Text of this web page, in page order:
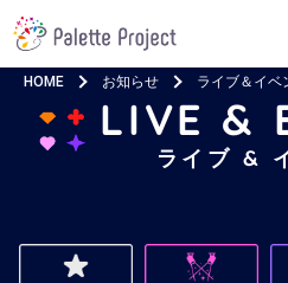
HOME お知らせ ライブ＆イベ
LIVE &
ライブ &